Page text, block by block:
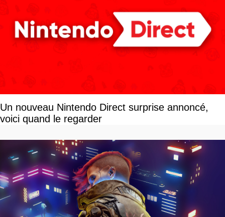
Un nouveau Nintendo Direct surprise annoncé,
voici quand le regarder